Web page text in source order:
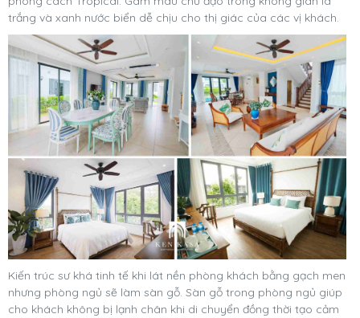
trắng và xanh nước biển dễ chịu cho thị giác của các vị khách.
Kiến trúc sư khá tinh tế khi lát nền phòng khách bằng gạch men
nhưng phòng ngủ sẽ làm sàn gỗ. Sàn gỗ trong phòng ngủ giúp
cho khách không bị lạnh chân khi di chuyển đồng thời tạo cảm